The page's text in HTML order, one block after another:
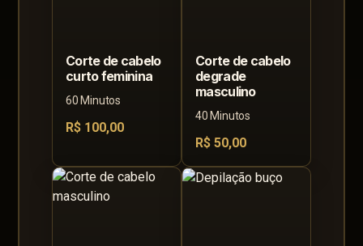
Corte de cabelo
curto feminina
60 Minutos
R$ 100,00
Corte de cabelo
degrade
masculino
40 Minutos
R$ 50,00